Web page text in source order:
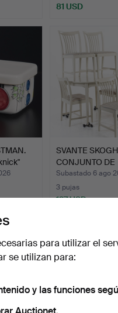
81 USD
SVANTE
CONJUNTO DE
COMEDOR, 7
Subastado 6 ago
3 pujas
127 USD
para utilizar el
se utilizan para:
y las funciones